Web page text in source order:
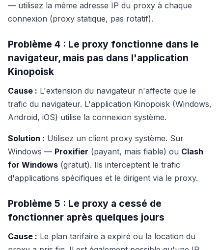
— utilisez la même adresse IP du proxy à chaque
connexion (proxy statique, pas rotatif).
Problème 4 : Le proxy fonctionne dans le
navigateur, mais pas dans l'application
Kinopoisk
Cause : L'extension du navigateur n'affecte que le
trafic du navigateur. L'application Kinopoisk (Windows,
Android, iOS) utilise la connexion système.
Solution : Utilisez un client proxy système. Sur
Windows — Proxifier (payant, mais fiable) ou Clash
for Windows (gratuit). Ils interceptent le trafic
d'applications spécifiques et le dirigent via le proxy.
Problème 5 : Le proxy a cessé de
fonctionner après quelques jours
Cause : Le plan tarifaire a expiré ou la location du